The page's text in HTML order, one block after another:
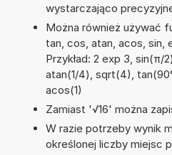
wystarczająco
Można również używać
tan, cos, atan, acos, sin,
Przykład: 2 exp 3, sin(π/
atan(1/4), sqrt(4),
acos(1)
Zamiast '√16' można
W razie potrzeby wynik
określonej liczby miejsc